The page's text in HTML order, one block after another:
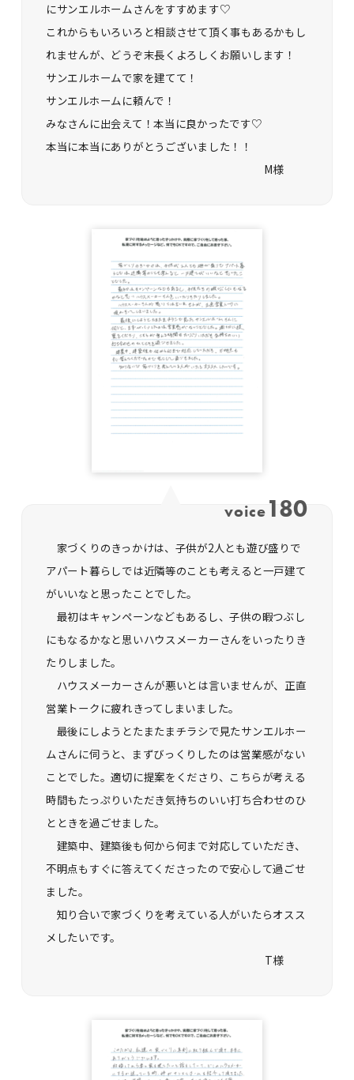
にサンエルホームさんをすすめます♡
これからもいろいろと相談させて頂く事もあるかもし
れませんが、どうぞ末長くよろしくお願いします！
サンエルホームで家を建てて！
サンエルホームに頼んで！
みなさんに出会えて！本当に良かったです♡
本当に本当にありがとうございました！！
M様
voice 180
家づくりのきっかけは、子供が2人とも遊び盛りで
アパート暮らしでは近隣等のことも考えると一戸建て
がいいなと思ったことでした。
最初はキャンペーンなどもあるし、子供の暇つぶし
にもなるかなと思いハウスメーカーさんをいったりき
たりしました。
ハウスメーカーさんが悪いとは言いませんが、正直
営業トークに疲れきってしまいました。
最後にしようとたまたまチラシで見たサンエルホー
ムさんに伺うと、まずびっくりしたのは営業感がない
ことでした。適切に提案をくださり、こちらが考える
時間もたっぷりいただき気持ちのいい打ち合わせのひ
とときを過ごせました。
建築中、建築後も何から何まで対応していただき、
不明点もすぐに答えてくださったので安心して過ごせ
ました。
知り合いで家づくりを考えている人がいたらオスス
メしたいです。
T様